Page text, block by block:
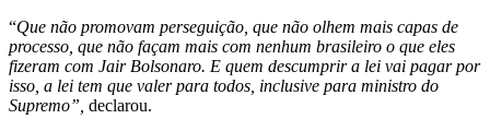
“Que não promovam perseguição, que não olhem mais capas de
processo, que não façam mais com nenhum brasileiro o que eles
fizeram com Jair Bolsonaro. E quem descumprir a lei vai pagar por
isso, a lei tem que valer para todos, inclusive para ministro do
Supremo”, declarou.